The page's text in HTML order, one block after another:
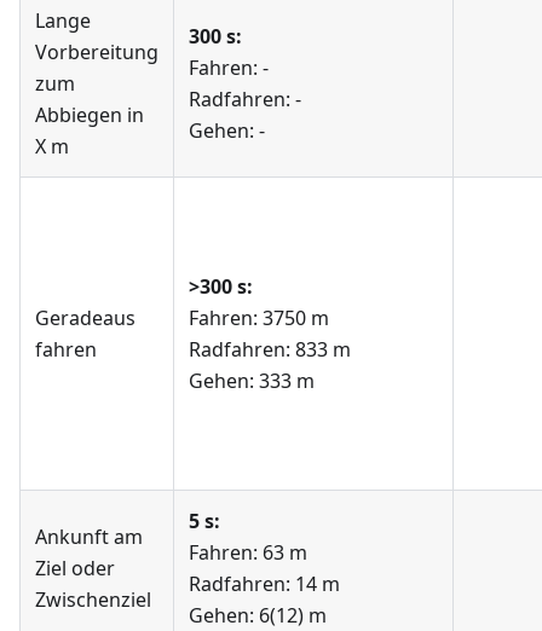
Lange
Vorbereitung
zum
Abbiegen in
X m
300 s:
Fahren: -
Radfahren: -
Gehen: -
Geradeaus
fahren
>300 s:
Fahren: 3750 m
Radfahren: 833 m
Gehen: 333 m
Ankunft am
Ziel oder
Zwischenziel
5 s:
Fahren: 63 m
Radfahren: 14 m
Gehen: 6(12) m